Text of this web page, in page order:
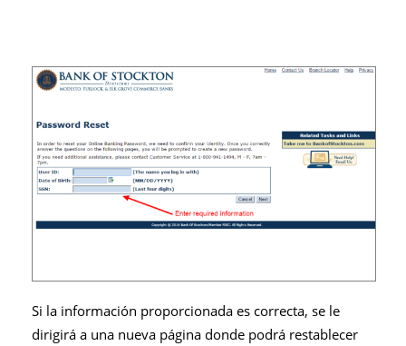
Si la información proporcionada es correcta, se le
dirigirá a una nueva página donde podrá restablecer